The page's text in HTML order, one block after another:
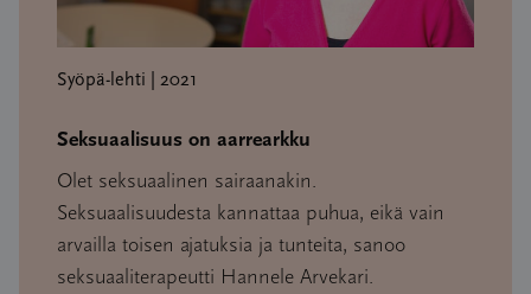
Syöpä-lehti | 2021
Seksuaalisuus on aarrearkku
Olet seksuaalinen sairaanakin.
Seksuaalisuudesta kannattaa puhua, eikä vain
arvailla toisen ajatuksia ja tunteita, sanoo
seksuaaliterapeutti Hannele Arvekari.